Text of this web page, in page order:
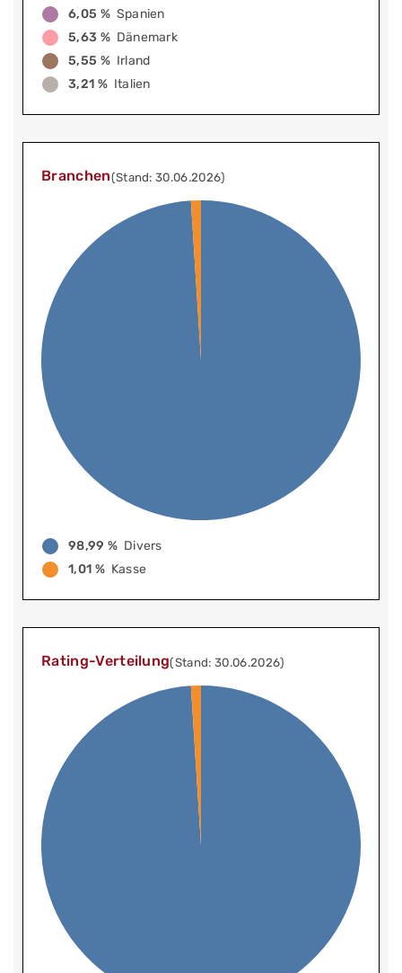
6,05 % Spanien
5,63 % Dänemark
5,55 % Irland
3,21 % Italien
Branchen(Stand: 30.06.2026)
98,99 % Divers
1,01 % Kasse
Rating-Verteilung(Stand: 30.06.2026)